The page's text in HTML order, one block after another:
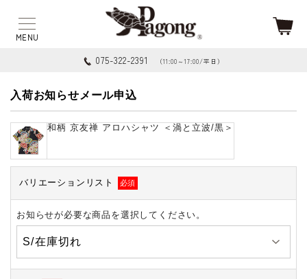
075-322-2391 （11:00～17:00/平日）
入荷お知らせメール申込
和柄 京友禅 アロハシャツ ＜渦と立波/黒＞
バリエーションリスト 必須
お知らせが必要な商品を選択してください。